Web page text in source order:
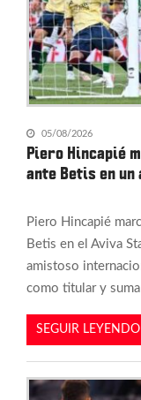
05/08/2026
Piero Hincapié
ante Betis en
Piero Hincapié
Betis en el Aviva
amistoso
como titular y
SEGUIR LEYENDO